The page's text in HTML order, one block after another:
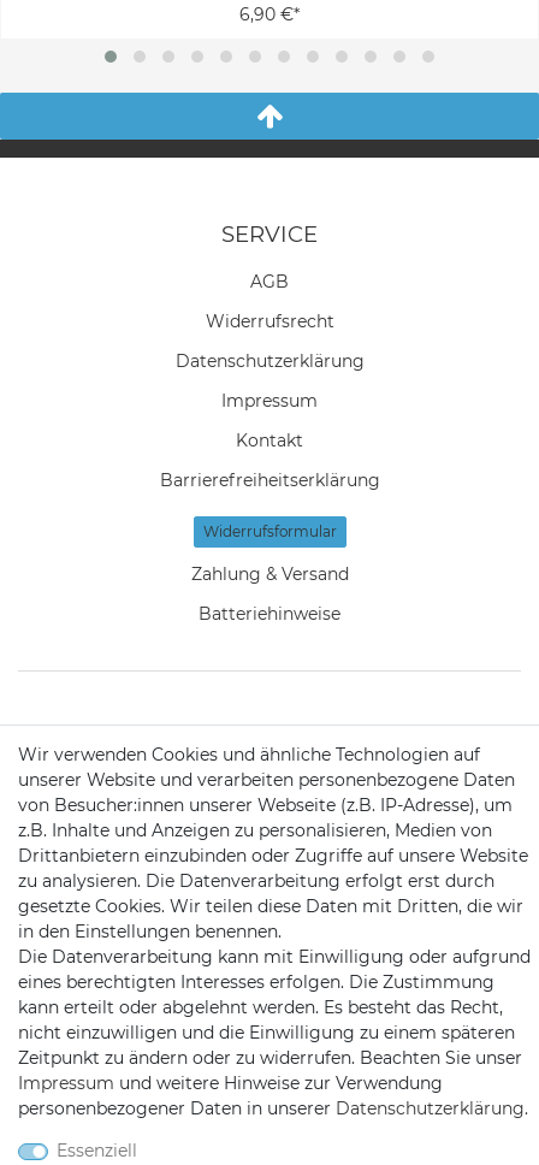
6,90 €*
SERVICE
AGB
Widerrufs­recht
Daten­schutz­erklärung
Impressum
Kontakt
Barrierefreiheitserklärung
Widerrufs­formular
Zahlung & Versand
Batteriehinweise
Telefon:09721 / 9453362
Mail:info@satshopping.de
Kopenhagenstr. 4
97424 Schweinfurt
Wir verwenden Cookies und ähnliche Technologien auf
unserer Website und verarbeiten personenbezogene Daten
von Besucher:innen unserer Webseite (z.B. IP-Adresse), um
z.B. Inhalte und Anzeigen zu personalisieren, Medien von
Drittanbietern einzubinden oder Zugriffe auf unsere Website
zu analysieren. Die Datenverarbeitung erfolgt erst durch
gesetzte Cookies. Wir teilen diese Daten mit Dritten, die wir
in den Einstellungen benennen.
Die Datenverarbeitung kann mit Einwilligung oder aufgrund
eines berechtigten Interesses erfolgen. Die Zustimmung
kann erteilt oder abgelehnt werden. Es besteht das Recht,
nicht einzuwilligen und die Einwilligung zu einem späteren
Zeitpunkt zu ändern oder zu widerrufen. Beachten Sie unser
Impressum und weitere Hinweise zur Verwendung
personenbezogener Daten in unserer Daten­schutz­erklärung.
Essenziell